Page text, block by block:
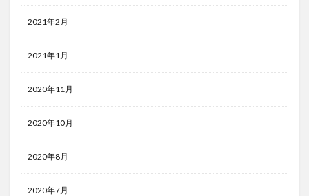
2021年2月
2021年1月
2020年11月
2020年10月
2020年8月
2020年7月